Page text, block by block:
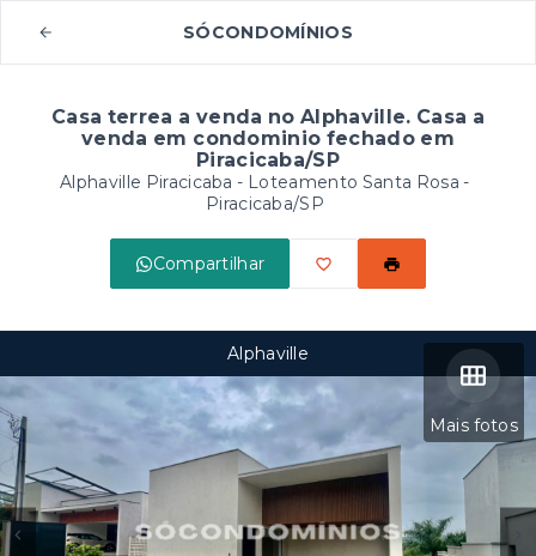
SÓCONDOMÍNIOS
Casa terrea a venda no Alphaville. Casa a
venda em condominio fechado em
Piracicaba/SP
Alphaville Piracicaba - Loteamento Santa Rosa -
Piracicaba/SP
Compartilhar
Mais fotos
Alphaville